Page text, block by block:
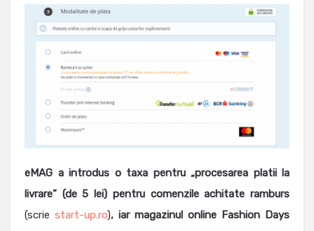
eMAG a introdus o taxa pentru „procesarea platii la
livrare” (de 5 lei) pentru comenzile achitate ramburs
(scrie start-up.ro), iar magazinul online Fashion Days